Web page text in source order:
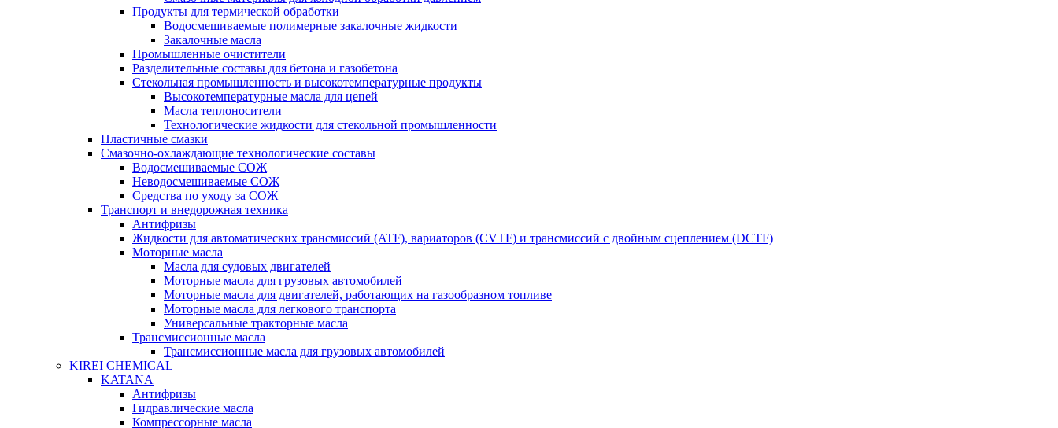
Продукты для термической обработки
Водосмешиваемые полимерные закалочные жидкости
Закалочные масла
Промышленные очистители
Разделительные составы для бетона и газобетона
Стекольная промышленность и высокотемпературные продукты
Высокотемпературные масла для цепей
Масла теплоносители
Технологические жидкости для стекольной промышленности
Пластичные смазки
Смазочно-охлаждающие технологические составы
Водосмешиваемые СОЖ
Неводосмешиваемые СОЖ
Средства по уходу за СОЖ
Транспорт и внедорожная техника
Антифризы
Жидкости для автоматических трансмиссий (ATF), вариаторов (CVTF) и трансмиссий с двойным сцеплением (DCTF)
Моторные масла
Масла для судовых двигателей
Моторные масла для грузовых автомобилей
Моторные масла для двигателей, работающих на газообразном топливе
Моторные масла для легкового транспорта
Универсальные тракторные масла
Трансмиссионные масла
Трансмиссионные масла для грузовых автомобилей
KIREI CHEMICAL
KATANA
Антифризы
Гидравлические масла
Компрессорные масла